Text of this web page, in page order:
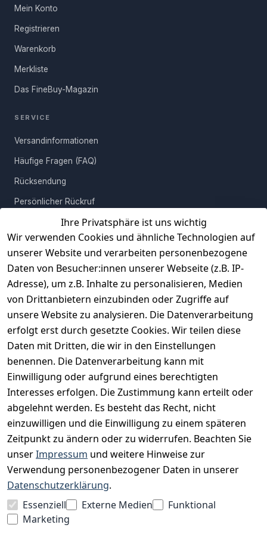
Kaffee Deines Gastes eine Abstellfläche benötigst oder Deiner
Kreativität beim Dekorieren freien Lauf lassen möchtest die
ersparen, kommen die guten Stücke komplett montiert und sicher
verpackt in Deine vier Wände. Bestellen, liefern lassen,
gelten abweichende Versandkosten.
FRAGE ABSENDEN
Ihre Privatsphäre ist uns wichtig
Wir verwenden Cookies und ähnliche Technologien auf
unserer Website und verarbeiten personenbezogene
Daten von Besucher:innen unserer Webseite (z.B. IP-
Adresse), um z.B. Inhalte zu personalisieren, Medien
von Drittanbietern einzubinden oder Zugriffe auf
unsere Website zu analysieren. Die Datenverarbeitung
erfolgt erst durch gesetzte Cookies. Wir teilen diese
Daten mit Dritten, die wir in den Einstellungen
benennen. Die Datenverarbeitung kann mit
Einwilligung oder aufgrund eines berechtigten
Interesses erfolgen. Die Zustimmung kann erteilt oder
abgelehnt werden. Es besteht das Recht, nicht
einzuwilligen und die Einwilligung zu einem späteren
Zeitpunkt zu ändern oder zu widerrufen. Beachten Sie
unserImpressum und weitere Hinweise zur
Verwendung personenbezogener Daten in unserer
Datenschutzerklärung.
Essenziell
Externe Medien
Funktional
Marketing
Mein Konto
Registrieren
Warenkorb
Merkliste
Das FineBuy-Magazin
SERVICE
Versandinformationen
Häufige Fragen (FAQ)
Rücksendung
Persönlicher Rückruf
Erfahrungen
Vertrag widerrufen
INFORMATIONEN
Widerrufsrecht
Datenschutz
Unser Unternehmen
Charity & Wohltätigkeit
BESUCHE UNS
BEQUEM BEZAHLEN MIT